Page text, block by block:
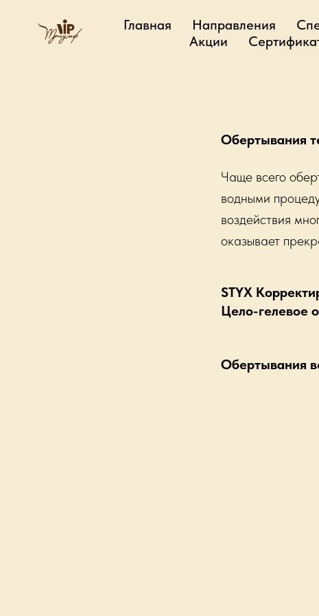
Главная Направления
Акции
Обертывания
Чаще всего
водными
воздействия
оказывает
STYX
Цело-гелевое
Обертывания